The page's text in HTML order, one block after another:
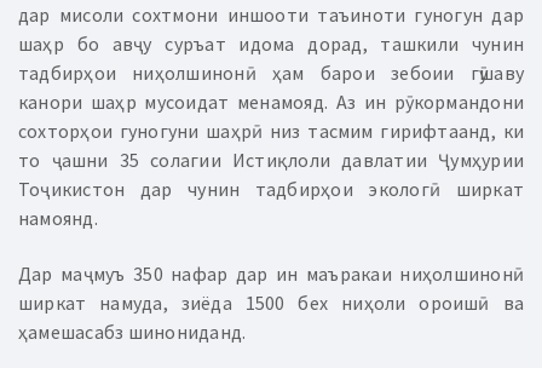
дар мисоли сохтмони иншооти таъиноти гуногун дар
шаҳр бо авҷу суръат идома дорад, ташкили чунин
тадбирҳои ниҳолшинонӣ ҳам барои зебоии гӯшаву
канори шаҳр мусоидат менамояд. Аз ин рӯ кормандони
сохторҳои гуногуни шаҳрӣ низ тасмим гирифтаанд, ки
то ҷашни 35 солагии Истиқлоли давлатии Ҷумҳурии
Тоҷикистон дар чунин тадбирҳои экологӣ ширкат
намоянд.
Дар маҷмуъ 350 нафар дар ин маъракаи ниҳолшинонӣ
ширкат намуда, зиёда 1500 бех ниҳоли ороишӣ ва
ҳамешасабз шинониданд.